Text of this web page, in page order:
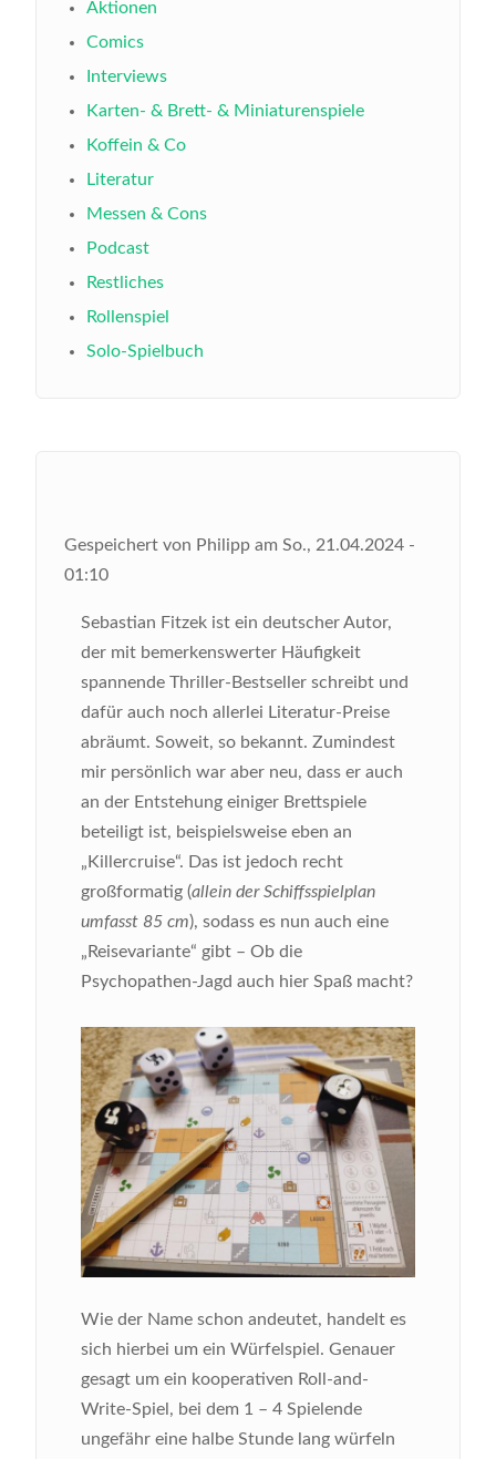
Aktionen
Comics
Interviews
Karten- & Brett- & Miniaturenspiele
Koffein & Co
Literatur
Messen & Cons
Podcast
Restliches
Rollenspiel
Solo-Spielbuch
Gespeichert von Philipp am So., 21.04.2024 -
01:10
Sebastian Fitzek ist ein deutscher Autor,
der mit bemerkenswerter Häufigkeit
spannende Thriller-Bestseller schreibt und
dafür auch noch allerlei Literatur-Preise
abräumt. Soweit, so bekannt. Zumindest
mir persönlich war aber neu, dass er auch
an der Entstehung einiger Brettspiele
beteiligt ist, beispielsweise eben an
„Killercruise“. Das ist jedoch recht
großformatig (allein der Schiffsspielplan
umfasst 85 cm), sodass es nun auch eine
„Reisevariante“ gibt – Ob die
Psychopathen-Jagd auch hier Spaß macht?
Bild
Wie der Name schon andeutet, handelt es
sich hierbei um ein Würfelspiel. Genauer
gesagt um ein kooperativen Roll-and-
Write-Spiel, bei dem 1 – 4 Spielende
ungefähr eine halbe Stunde lang würfeln